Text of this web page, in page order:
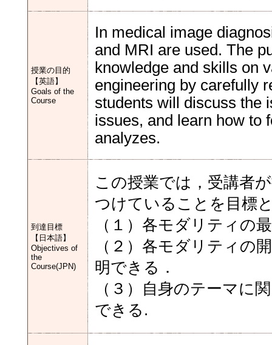
授業の目的
【英語】
Goals of the
Course
In medical image
and MRI are used. The
knowledge and skills on
engineering by carefully
students will discuss the
issues, and learn how to
analyzes.
到達目標
【日本語】
Objectives of
the
Course(JPN)
この授業では，受講者
つけていることを目標
（１）各モダリティの
（２）各モダリティの
明できる．
（３）自身のテーマに
できる.